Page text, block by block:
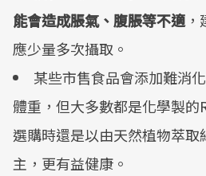
能會造成脹氣、腹脹等不適，
應少量多次攝取。
某些市售食品會添加難消
體重，但大多數都是化學製的
選購時還是以由天然植物萃
主，更有益健康。